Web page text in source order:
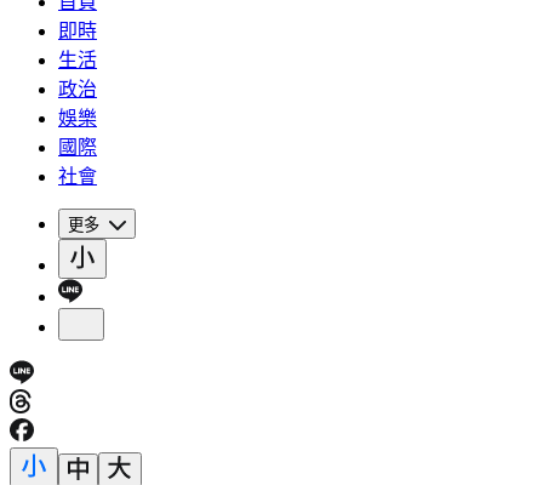
即時
生活
政治
娛樂
國際
社會
更多